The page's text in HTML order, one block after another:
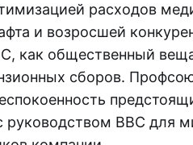
расходов
и возросшей
как общественный
сборов.
руководством BBC для